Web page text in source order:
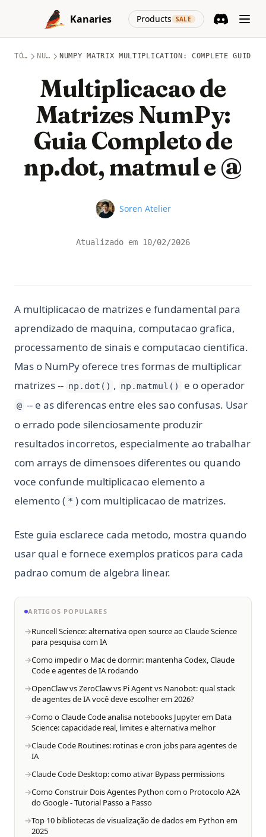
Skip to content
Kanaries
Products SALE
(opens in a
TÓPICOS NUMPY NUMPY MATRIX MULTIPLICATION: COMPLETE GUIDE
Multiplicacao de
Matrizes NumPy:
Guia Completo de
np.dot, matmul e @
Name
Soren Atelier
Atualizado em 10/02/2026
A multiplicacao de matrizes e fundamental para
aprendizado de maquina, computacao grafica,
processamento de sinais e computacao cientifica.
Mas o NumPy oferece tres formas de multiplicar
matrizes -- np.dot() , np.matmul() e o operador
@ -- e as diferencas entre eles sao confusas. Usar
o errado pode silenciosamente produzir
resultados incorretos, especialmente ao trabalhar
com arrays de dimensoes diferentes ou quando
voce confunde multiplicacao elemento a
elemento ( * ) com multiplicacao de matrizes.
Este guia esclarece cada metodo, mostra quando
usar qual e fornece exemplos praticos para cada
padrao comum de algebra linear.
ARTIGOS POPULARES
Runcell Science: alternativa open source ao Claude Science
para pesquisa com IA
Como impedir o Mac de dormir: mantenha Codex, Claude
Code e agentes de IA rodando
OpenClaw vs ZeroClaw vs Pi Agent vs Nanobot: qual stack
de agentes de IA você deve escolher em 2026?
Como o Claude Code analisa notebooks Jupyter em Data
Science: capacidade real, limites e alternativa melhor
Claude Code Routines: rotinas e cron jobs para agentes de
IA
Claude Code Desktop: como ativar Bypass permissions
Como Construir Dois Agentes Python com o Protocolo A2A
do Google - Tutorial Passo a Passo
Top 10 bibliotecas de visualização de dados em Python em
2025